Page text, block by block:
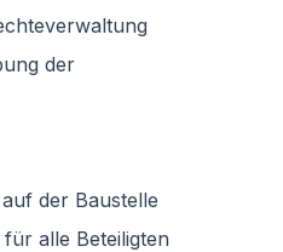
der
der Baustelle
alle Beteiligten